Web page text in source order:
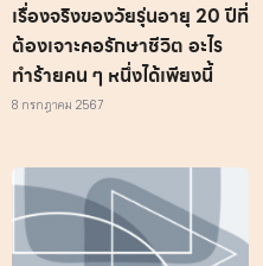
เรื่องจริงของวัยรุ่นอายุ 20 ปีที่
ต้องเจาะคอรักษาชีวิต อะไร
ทำร้ายคน ๆ หนึ่งได้เพียงนี้
8 กรกฎาคม 2567